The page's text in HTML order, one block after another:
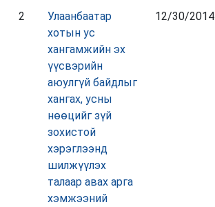
2
Улаанбаатар
хотын ус
хангамжийн эх
үүсвэрийн
аюулгүй байдлыг
хангах, усны
нөөцийг зүй
зохистой
хэрэглээнд
шилжүүлэх
талаар авах арга
хэмжээний
12/30/2014